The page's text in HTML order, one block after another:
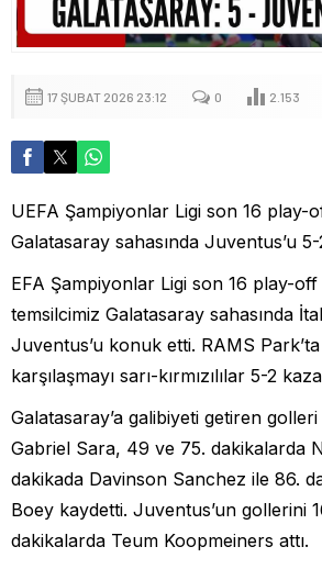
17 ŞUBAT 2026 23:12 0 2.153
UEFA Şampiyonlar Ligi son 16 play-
Galatasaray sahasında Juventus’u
EFA Şampiyonlar Ligi son 16 play-
temsilcimiz Galatasaray sahasında
Juventus’u konuk etti. RAMS
karşılaşmayı sarı-kırmızılılar 5-2
Galatasaray’a galibiyeti getiren
Gabriel Sara, 49 ve 75. dakikalarda
dakikada Davinson Sanchez ile 86.
Boey kaydetti. Juventus’un gollerini
dakikalarda Teum Koopmeiners attı.